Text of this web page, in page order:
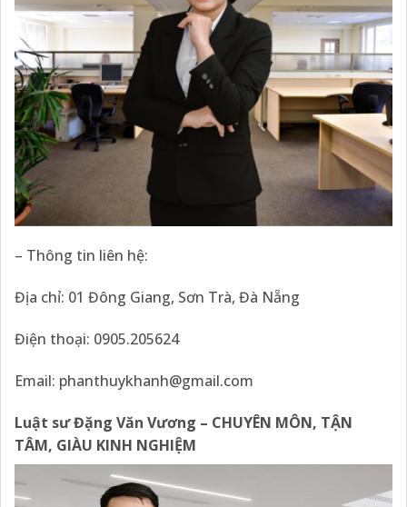
– Thông tin liên hệ:
Địa chỉ: 01 Đông Giang, Sơn Trà, Đà Nẵng
Điện thoại: 0905.205624
Email: phanthuykhanh@gmail.com
Luật sư Đặng Văn Vương – CHUYÊN MÔN, TẬN
TÂM, GIÀU KINH NGHIỆM